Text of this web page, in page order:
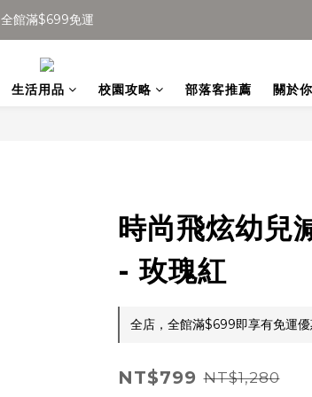
全館滿$699免運
全館滿$699免運
生活用品 校園攻略 部落客推薦 關於
時尚飛炫幼兒
- 玫瑰紅
全店，全館滿$699即享有免運優
NT$799 NT$1,280